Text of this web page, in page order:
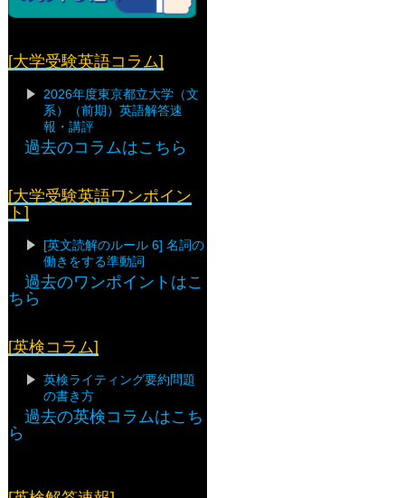
[大学受験英語コラム]
2026年度東京都立大学（文
系）（前期）英語解答速
報・講評
過去のコラムはこちら
[大学受験英語ワンポイン
ト]
[英文読解のルール 6] 名詞の
働きをする準動詞
過去のワンポイントはこ
ちら
[英検コラム]
英検ライティング要約問題
の書き方
過去の英検コラムはこち
ら